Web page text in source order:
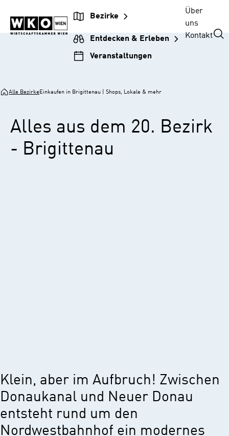
Unternehmensnavigation
springen
Inhalt
springen
Hauptnavigation
springen
Footer
springen
Bezirke
Entdecken & Erleben
Veranstaltungen
Über
uns
Kontakt
Alle BezirkeEinkaufen in Brigittenau | Shops, Lokale & mehr
Alles aus dem 20. Bezirk
- Brigittenau
Klein, aber im Aufbruch! Zwischen
Donaukanal und Neuer Donau
entsteht rund um den
Nordwestbahnhof ein modernes